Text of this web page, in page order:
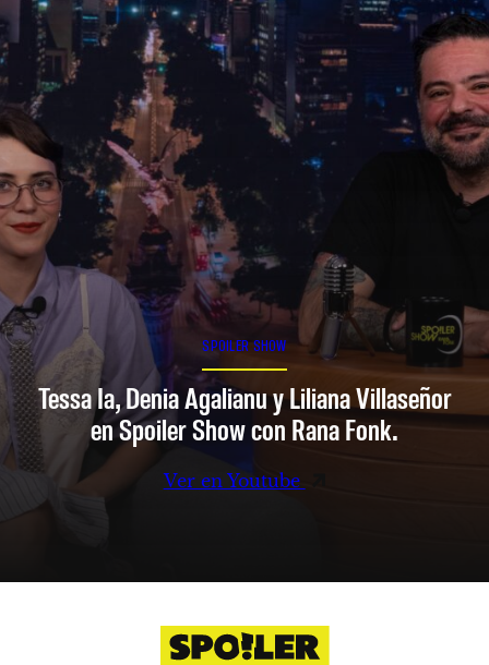
SPOILER SHOW
Tessa Ia, Denia Agalianu y Liliana Villaseñor
en Spoiler Show con Rana Fonk.
Ver en Youtube